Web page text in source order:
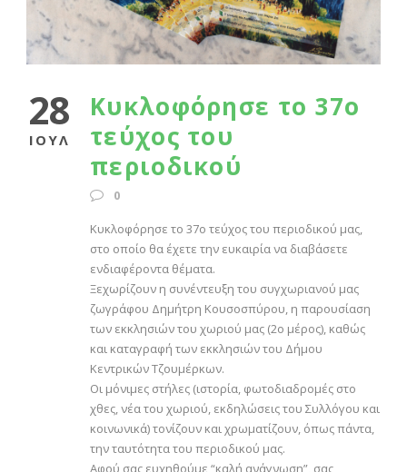
28
ΙΟΎΛ
Κυκλοφόρησε το 37ο
τεύχος του
περιοδικού
0
Κυκλοφόρησε το 37ο τεύχος του περιοδικού μας,
στο οποίο θα έχετε την ευκαιρία να διαβάσετε
ενδιαφέροντα θέματα.
Ξεχωρίζουν η συνέντευξη του συγχωριανού μας
ζωγράφου Δημήτρη Κουσοσπύρου, η παρουσίαση
των εκκλησιών του χωριού μας (2ο μέρος), καθώς
και καταγραφή των εκκλησιών του Δήμου
Κεντρικών Τζουμέρκων.
Οι μόνιμες στήλες (ιστορία, φωτοδιαδρομές στο
χθες, νέα του χωριού, εκδηλώσεις του Συλλόγου και
κοινωνικά) τονίζουν και χρωματίζουν, όπως πάντα,
την ταυτότητα του περιοδικού μας.
Αφού σας ευχηθούμε “καλή ανάγνωση”, σας